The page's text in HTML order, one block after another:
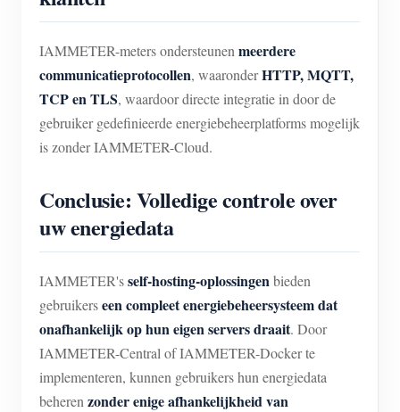
IAMMETER-meters ondersteunen meerdere
communicatieprotocollen, waaronderHTTP, MQTT,
TCP en TLS, waardoor directe integratie in door de
gebruiker gedefinieerde energiebeheerplatforms mogelijk
is zonder IAMMETER-Cloud.
Conclusie: Volledige controle over
uw energiedata
IAMMETER'sself-hosting-oplossingenbieden
gebruikerseen compleet energiebeheersysteem dat
onafhankelijk op hun eigen servers draait. Door
IAMMETER-Central of IAMMETER-Docker te
implementeren, kunnen gebruikers hun energiedata
beheren zonder enige afhankelijkheid van